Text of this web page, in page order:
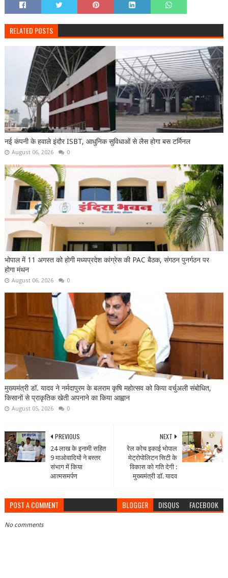
RELATED POSTS
नई कंपनी के हवाले इंदौर ISBT, आधुनिक सुविधाओं से लैस होगा बस टर्मिनल
August 06, 2026 0
भोपाल में 11 अगस्त को होगी मध्यप्रदेश कांग्रेस की PAC बैठक, संगठन पुनर्गठन पर
होगा मंथन
August 06, 2026 0
मुख्यमंत्री डॉ. यादव ने नर्मदापुरम के बलराम कृषि महोत्सव को किया वर्चुअली संबोधित,
किसानों से प्राकृतिक खेती अपनाने का किया आह्वान
August 05, 2026 0
NEXT
रेल कोच इकाई भोपाल
मेट्रोपोलिटन सिटी के
विकास को गति देगी :
मुख्यमंत्री डॉ. यादव
PREVIOUS
24 लाख के इनामी सहित
9 माओवादियों ने बस्तर
संभाग में किया
आत्मसमर्पण
POST A COMMENT BLOGGER DISQUS FACEBOOK
No comments